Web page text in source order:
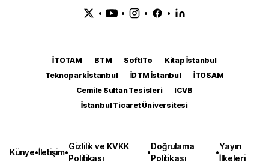
• • • •
İTOTAM BTM SoftITo
Kitap İstanbul
Teknopark İstanbul
İDTM İstanbul
İTOSAM
Cemile Sultan Tesisleri
ICVB
İstanbul Ticaret Üniversitesi
Künye•İletişim•
Gizlilik ve KVKK
Politikası
•
Doğrulama
Politikası
•
Yayın
İlkeleri